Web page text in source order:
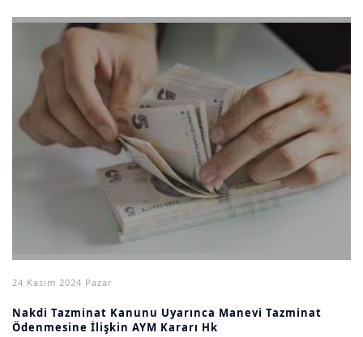
24 Kasım 2024 Pazar
Nakdi Tazminat Kanunu Uyarınca Manevi Tazminat
Ödenmesine İlişkin AYM Kararı Hk